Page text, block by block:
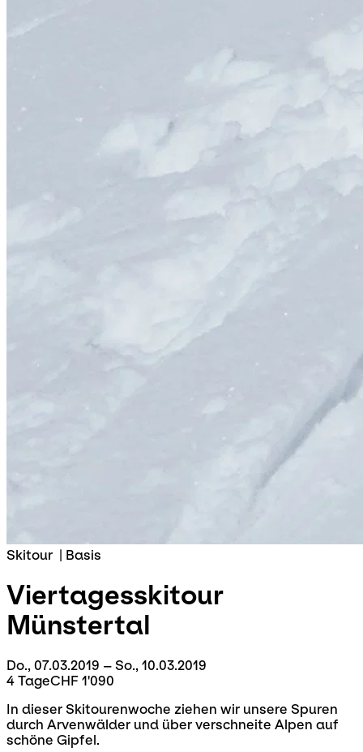
Skitour | Basis
Viertagesskitour
Münstertal
Do., 07.03.2019 – So., 10.03.2019
4 TageCHF 1'090
In dieser Skitourenwoche ziehen wir unsere Spuren
durch Arvenwälder und über verschneite Alpen auf
schöne Gipfel.